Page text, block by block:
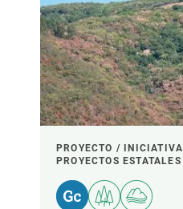
PROYECTO / INICIATIVA
PROYECTOS ESTATALES